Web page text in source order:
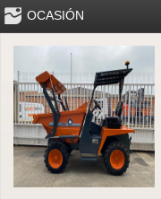
OCASIÓN